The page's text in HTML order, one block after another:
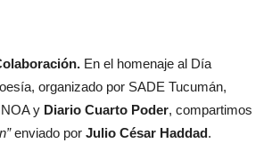
En el homenaje al Día
organizado por SADE Tucumán,
y Diario Cuarto Poder, compartimos
enviado por Julio César Haddad.